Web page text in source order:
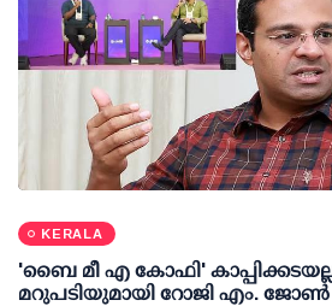
KERALA
'ബൈ മീ എ കോഫി'
മറുപടിയുമായി റോജി എം. ജോണ്‍